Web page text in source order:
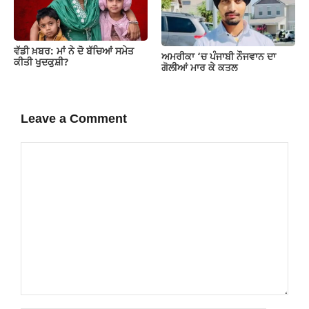
ਵੱਡੀ ਖ਼ਬਰ: ਮਾਂ ਨੇ ਦੋ ਬੱਚਿਆਂ ਸਮੇਤ
ਕੀਤੀ ਖੁਦਕੁਸ਼ੀ?
ਅਮਰੀਕਾ ‘ਚ ਪੰਜਾਬੀ ਨੌਜਵਾਨ ਦਾ
ਗੋਲੀਆਂ ਮਾਰ ਕੇ ਕਤਲ
Leave a Comment